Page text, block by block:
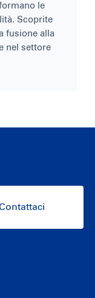
le
Scoprite
fusione alla
nel settore